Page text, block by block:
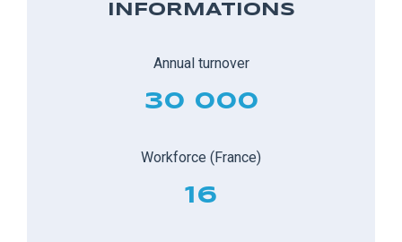
INFORMATIONS
Annual turnover
30 000
Workforce (France)
16